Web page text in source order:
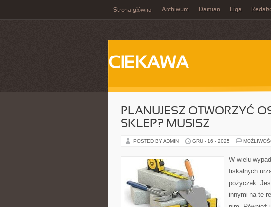
Strona główna Archiwum Damian Liga
CIEKAWA
PLANUJESZ OTWORZYĆ
SKLEP? MUSISZ
POSTED BY ADMIN GRU - 16 - 2025
W wielu
fiskalnych
pożyczek.
innymi na te